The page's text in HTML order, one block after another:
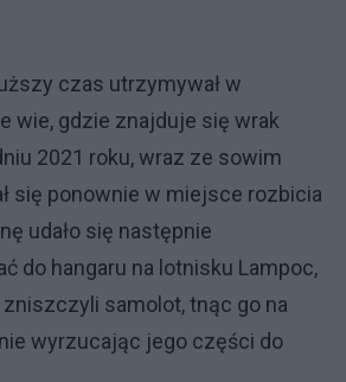
czas utrzymywał w
wie, gdzie znajduje się wrak
2021 roku, wraz ze sowim
się ponownie w miejsce rozbicia
udało się następnie
do hangaru na lotnisku Lampoc,
samolot, tnąc go na
wyrzucając jego części do